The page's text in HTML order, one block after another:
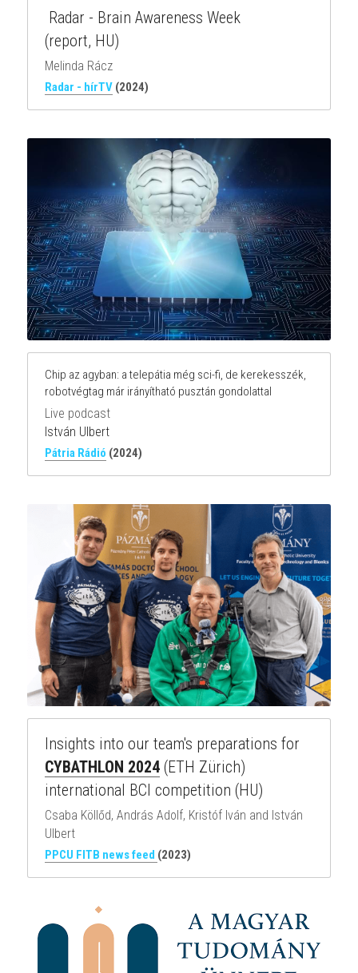
Radar - Brain Awareness Week
(report, HU)
Melinda Rácz
Radar - hírTV (2024)
Chip az agyban: a telepátia még sci-fi, de kerekesszék,
robotvégtag már irányítható pusztán gondolattal
Live podcast
István Ulbert
Pátria Rádió (2024)
CYBATHLON 2024 (ETH Zürich)
international BCI competition (HU)
Csaba Köllőd, András Adolf, Kristóf Iván and István
Ulbert
PPCU FITB news feed (2023)